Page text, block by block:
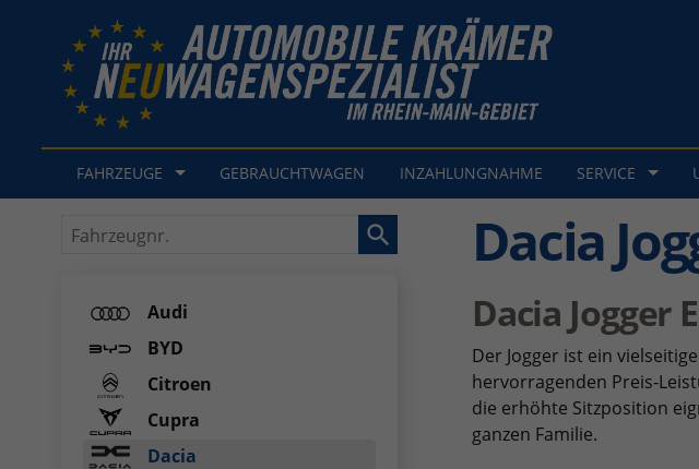
FAHRZEUGE GEBRAUCHTWAGEN INZAHLUNGNAHME SERVICE
Dacia
Dacia Jogger
Der Jogger ist ein
hervorragenden Preis-
die erhöhte Sitzposition
ganzen Familie.
Fahrzeugnr.
Audi
BYD
Citroen
Cupra
Dacia